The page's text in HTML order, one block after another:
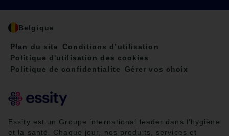
Belgique
Plan du site
Conditions d’utilisation
Politique d'utilisation des cookies
Politique de confidentialite
Gérer vos choix
Essity est un Groupe international leader dans l'hygiène
et la santé. Chaque jour, nos produits, services et